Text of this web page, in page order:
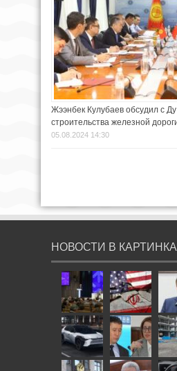
Жээнбек Кулубаев обсудил с Ду
строительства железной
05.08.2024 14:30
НОВОСТИ В